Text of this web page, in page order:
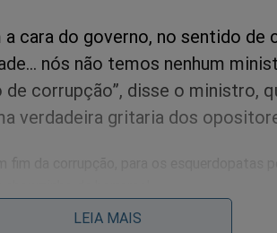
a cara do governo, no sentido de
nós não temos nenhum
de corrupção”, disse o ministro,
verdadeira gritaria dos
LEIA MAIS